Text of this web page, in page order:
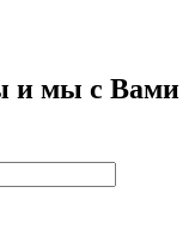
и мы с Вами